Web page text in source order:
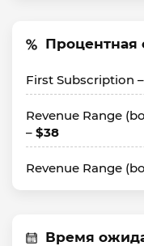
Процентная
First Subscription –
Revenue Range
– $38
Revenue Range
Время